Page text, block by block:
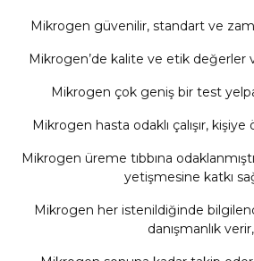
Mikrogen güvenilir, standart ve
Mikrogen’de kalite ve etik değerler
Mikrogen çok geniş bir test
Mikrogen hasta odaklı çalışır,
Mikrogen üreme tıbbına
yetişmesine katkı
Mikrogen her istenildiğinde
danışmanlık verir,